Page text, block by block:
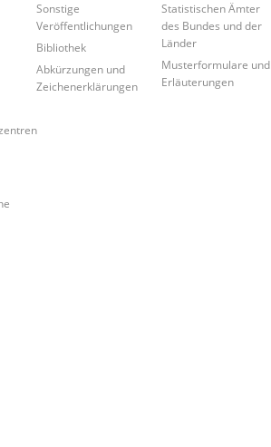
Sonstige
Veröffentlichungen
Bibliothek
Abkürzungen und
Zeichenerklärungen
Statistischen Ämter
des Bundes und der
Länder
Musterformulare und
Erläuterungen